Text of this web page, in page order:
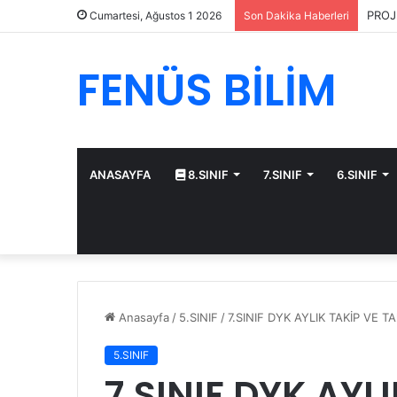
Cumartesi, Ağustos 1 2026 Son Dakika Haberleri
FENÜS BİLİM
ANASAYFA 8.SINIF 7.SINIF 6.SINIF
Anasayfa / 5.SINIF /7.SINIF DYK AYLIK TAKİP VE
5.SINIF